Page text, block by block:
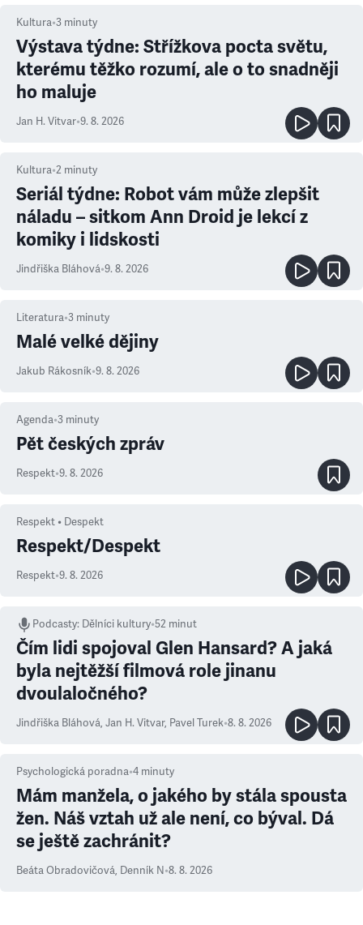
Kultura•3 minuty
Výstava týdne: Střížkova pocta světu,
kterému těžko rozumí, ale o to snadněji
ho maluje
Jan H. Vitvar•9. 8. 2026
Kultura•2 minuty
Seriál týdne: Robot vám může zlepšit
náladu – sitkom Ann Droid je lekcí z
komiky i lidskosti
Jindřiška Bláhová•9. 8. 2026
Literatura•3 minuty
Malé velké dějiny
Jakub Rákosník•9. 8. 2026
Agenda•3 minuty
Pět českých zpráv
Respekt•9. 8. 2026
Respekt • Despekt
Respekt/Despekt
Respekt•9. 8. 2026
Podcasty: Dělníci kultury•52 minut
Čím lidi spojoval Glen Hansard? A jaká
byla nejtěžší filmová role jinanu
dvoulaločného?
Jindřiška Bláhová, Jan H. Vitvar, Pavel Turek•8. 8. 2026
Psychologická poradna•4 minuty
Mám manžela, o jakého by stála spousta
žen. Náš vztah už ale není, co býval. Dá
se ještě zachránit?
Beáta Obradovičová, Denník N•8. 8. 2026